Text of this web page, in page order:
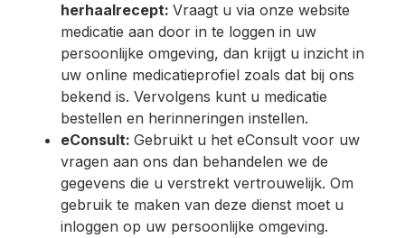
herhaalrecept: Vraagt u via onze website
medicatie aan door in te loggen in uw
persoonlijke omgeving, dan krijgt u inzicht in
uw online medicatieprofiel zoals dat bij ons
bekend is. Vervolgens kunt u medicatie
bestellen en herinneringen instellen.
eConsult: Gebruikt u het eConsult voor uw
vragen aan ons dan behandelen we de
gegevens die u verstrekt vertrouwelijk. Om
gebruik te maken van deze dienst moet u
inloggen op uw persoonlijke omgeving.